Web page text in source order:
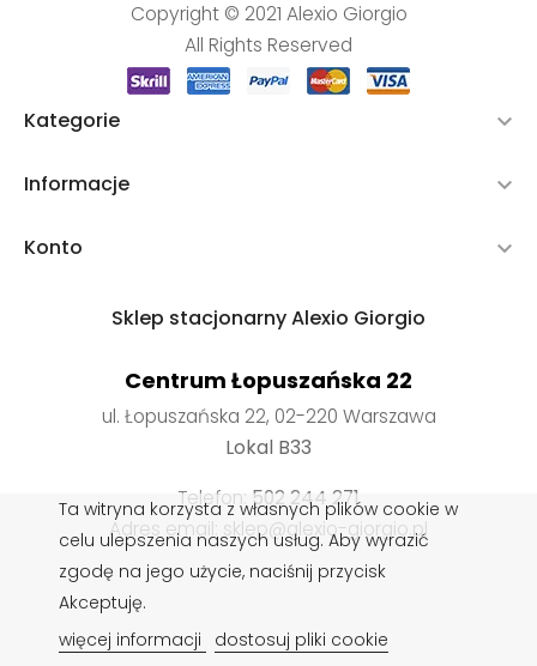
Copyright © 2021 Alexio Giorgio
All Rights Reserved
Kategorie 
Informacje 
Konto 
Sklep stacjonarny Alexio Giorgio
Centrum Łopuszańska 22
ul. Łopuszańska 22, 02-220 Warszawa
Lokal B33
Telefon: 502 244 271
Adres email: sklep@alexio-giorgio.pl
butów,Pasty do butów,Czyszczenie obuwia
Ta witryna korzysta z własnych plików cookie w
celu ulepszenia naszych usług. Aby wyrazić
zgodę na jego użycie, naciśnij przycisk
Akceptuję.
więcej informacji
dostosuj pliki cookie